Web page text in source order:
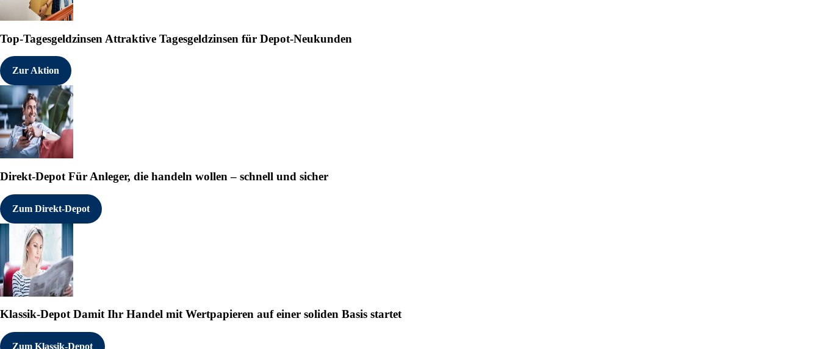
Top-Tagesgeldzinsen Attraktive Tagesgeldzinsen für Depot-Neukunden
Zur Aktion
Direkt-Depot Für Anleger, die handeln wollen – schnell und sicher
Zum Direkt-Depot
Klassik-DepotDamit Ihr Handel mit Wertpapieren auf einer soliden Basis startet
Zum Klassik-Depot